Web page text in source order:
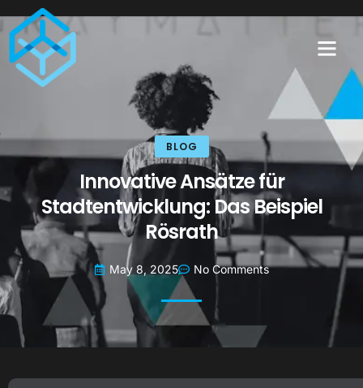
BLOG
Innovative Ansätze für
Stadtentwicklung: Das Beispiel
Rösrath
May 8, 2025 No Comments